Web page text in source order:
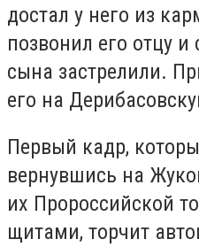
достал у него из
позвонил его отцу и
сына застрелили.
его на
Первый кадр,
вернувшись на
их Пророссийской
щитами, торчит